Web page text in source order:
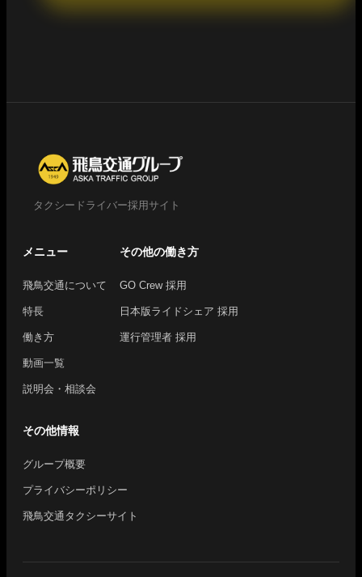
タクシードライバー採用サイト
メニュー
飛鳥交通について
特長
働き方
動画一覧
説明会・相談会
その他の働き方
GO Crew 採用
日本版ライドシェア 採用
運行管理者 採用
その他情報
グループ概要
プライバシーポリシー
飛鳥交通タクシーサイト